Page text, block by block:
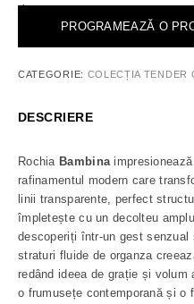
<
PROGRAMEAZĂ O
CATEGORIE: COLECȚIA TENDER
DESCRIERE
Rochia Bambina
rafinamentul modern care
linii transparente, perfect
împletește cu un decolteu
descoperiți într-un gest
straturi fluide de organza
redând ideea de grație și
o frumusețe contemporană și o